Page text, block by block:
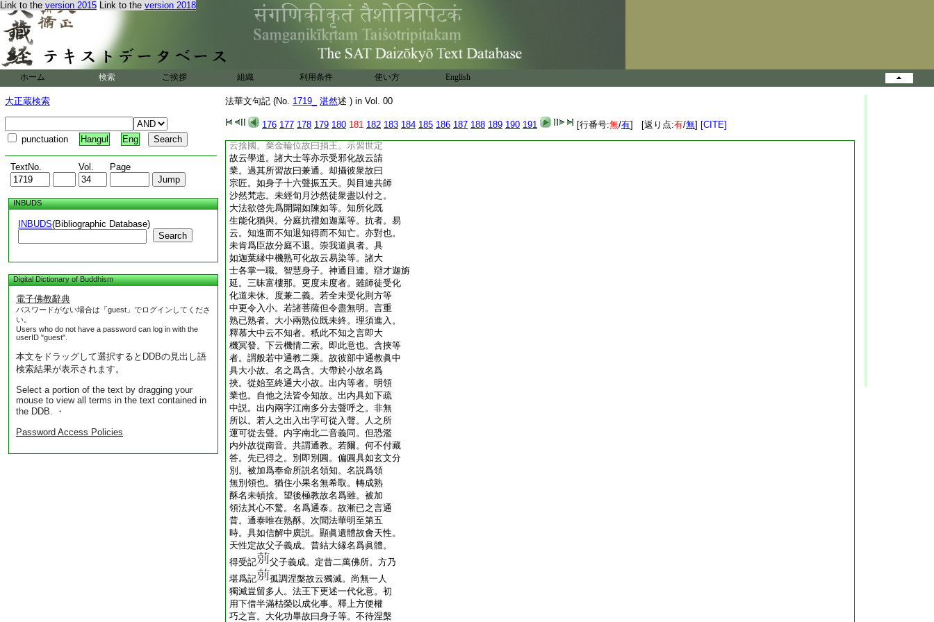
Link to the version 2015 Link to the version 2018
ホーム 検索 ご挨拶 組織 利用条件 使い方 English
大正蔵検索
punctuation Hangul Eng
TextNo. Vol. Page
INBUDS
INBUDS(Bibliographic Database)
Search
Digital Dictionary of Buddhism
電子佛教辭典
パスワードがない場合は「guest」でログインしてくださ
い。
Users who do not have a password can log in with the
userID "guest".
本文をドラッグして選択するとDDBの見出し語
検索結果が表示されます。
Select a portion of the text by dragging your
mouse to view all terms in the text contained in
the DDB. ・
Password Access Policies
法華文句記 (No. 1719_ 湛然述 ) in Vol. 00
176 177 178 179 180 181 182 183 184 185 186 187 188 189 190 191 [行番号:無/有] [返り点:有/無] [CITE]
佛且云菩薩。主既降神伴亦在迹。金姿者。
金色美容也。大士者。大論稱菩薩爲大士。
亦曰開士。士謂士夫凡人之通稱。以大開
簡別故曰大等。如世云仁士志士等。亦以
仁等簡之。今人中發大心者名大。開是發
之異名。引物不同故諸相各異。空室者須
菩提。生時室内一切皆空。表解空故。雨寶
者。樓那。寄辨通夢者。舍利弗。太子等者。初
同後異。欲奪先與故爲皇等。處其極尊而
爲先導。如因果經云。佛將降此閻浮時。
云捨國。棄金輪位故曰捐王。示習世定
故云學道。諸大士等亦示受邪化故云請
業。過其所習故曰兼通。却攝彼衆故曰
宗匠。如身子十六聲振五天。與目連共師
沙然梵志。未經旬月沙然徒衆盡以付之。
大法欲啓先爲開闢如陳如等。知所化既
生能化猶與。分庭抗禮如迦葉等。抗者。易
云。知進而不知退知得而不知亡。亦對也。
未肯爲臣故分庭不退。崇我道眞者。具
如迦葉縁中機熟可化故云易染等。諸大
士各掌一職。智慧身子。神通目連。辯才迦旃
延。三昧富樓那。更度未度者。雖師徒受化
化道未休。度兼二義。若全未受化則方等
中更令入小。若諸菩薩但令盡無明。言重
熟已熟者。大小兩熟位既未終。理須進入。
釋慕大中云不知者。秖此不知之言即大
機冥發。下云機情二索。即此意也。含挾等
者。謂般若中通教二乘。故彼部中通教眞中
具大小故。名之爲含。大帶於小故名爲
挾。從始至終通大小故。出内等者。明領
業也。自他之法皆令知故。出内具如下疏
中説。出内兩字江南多分去聲呼之。非無
所以。若人之出入出字可從入聲。人之所
運可從去聲。内字南北二音義同。但恐濫
内外故從南音。共謂通教。若爾。何不付藏
答。先已得之。別即別圓。偏圓具如玄文分
別。被加爲奉命所説名領知。名説爲領
無別領也。猶住小果名無希取。轉成熟
酥名未頓捨。望後極教故名爲雖。被加
領法其心不驚。名爲通泰。故漸已之言通
昔。通泰唯在熟酥。次聞法華明至第五
時。具如信解中廣説。顯眞遺體故會天性。
天性定故父子義成。昔結大縁名爲眞體。
得受記
父子義成。定昔二萬佛所。方乃
堪爲記
孤調涅槃故云獨滅。尚無一人
獨滅豈留多人。法王下更述一代化意。初
用下借半滿枯榮以成化事。釋上方便權
巧之言。大化功畢故曰身子等。不待涅槃